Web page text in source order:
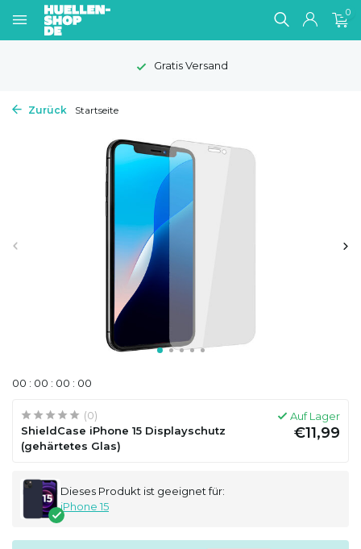
0
Gratis Versand
Zurück Startseite
00 : 00 : 00 : 00
(0)
ShieldCase iPhone 15 Displayschutz
(gehärtetes Glas)
Auf Lager
€11,99
Dieses Produkt ist geeignet für:
iPhone 15